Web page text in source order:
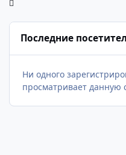
Последние
Ни одного
просматривает данную